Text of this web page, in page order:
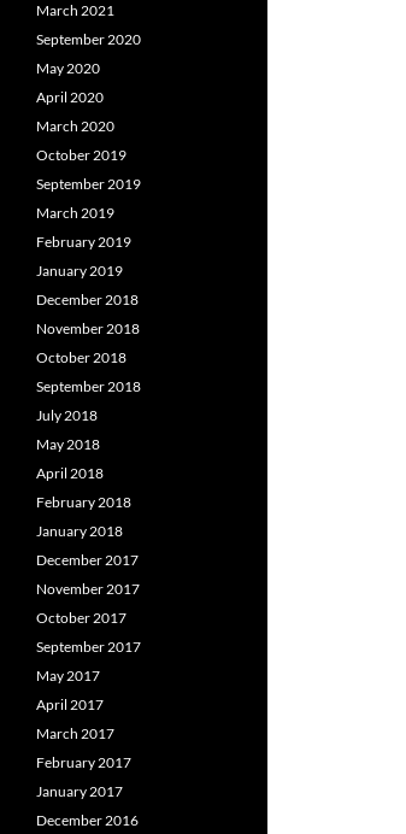
March 2021
September 2020
May 2020
April 2020
March 2020
October 2019
September 2019
March 2019
February 2019
January 2019
December 2018
November 2018
October 2018
September 2018
July 2018
May 2018
April 2018
February 2018
January 2018
December 2017
November 2017
October 2017
September 2017
May 2017
April 2017
March 2017
February 2017
January 2017
December 2016